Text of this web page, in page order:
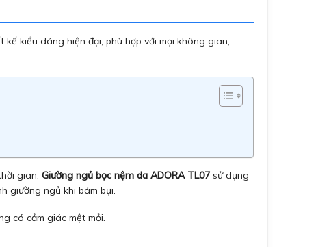
kiểu dáng hiện đại, phù hợp với mọi không gian,
gian. Giường ngủ bọc nệm da ADORA TL07 sử dụng
giường ngủ khi bám bụi.
có cảm giác mệt mỏi.